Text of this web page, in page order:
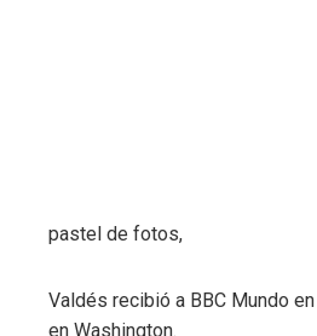
pastel de fotos,
Valdés recibió a BBC Mundo
en Washington.